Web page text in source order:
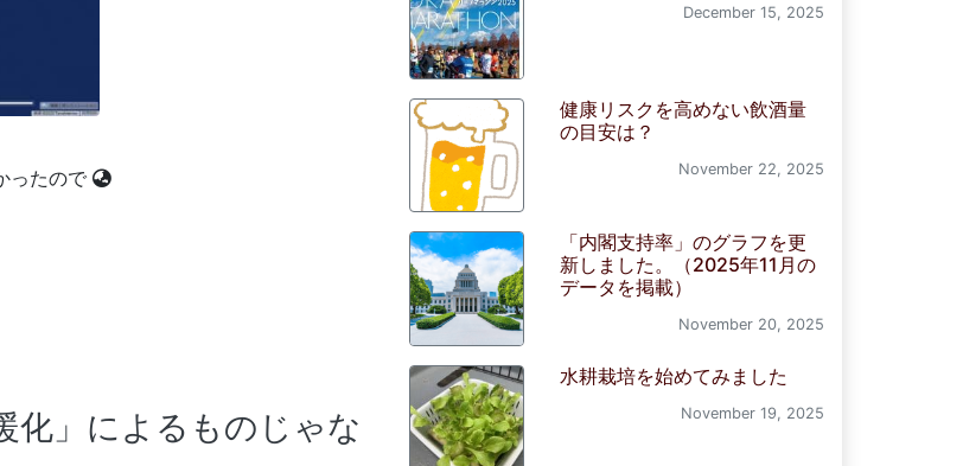
ったので
化」によるものじゃな
December 15, 2025
健康リスクを高めない飲酒量
の目安は？
November 22, 2025
「内閣支持率」のグラフを更
新しました。（2025年11月の
データを掲載）
November 20, 2025
水耕栽培を始めてみました
November 19, 2025